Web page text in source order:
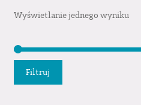
Wyświetlanie jednego wyniku
Filtruj